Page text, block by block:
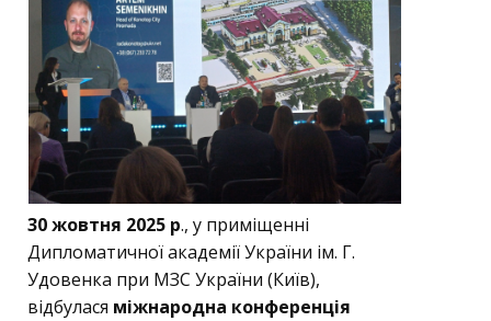
30 жовтня 2025 р., у приміщенні
Дипломатичної академії України ім. Г.
Удовенка при МЗС України (Київ),
відбулася міжнародна конференція